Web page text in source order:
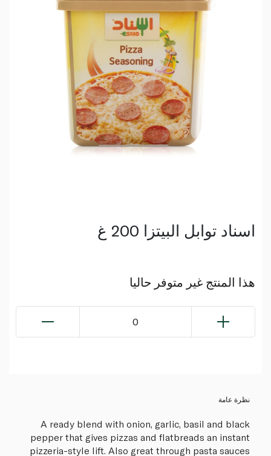
اسناد توابل البيتزا 200 غ
هذا المنتج غير متوفر حاليا
0
نظرة عامة
A ready blend with onion, garlic, basil and black
pepper that gives pizzas and flatbreads an instant
pizzeria-style lift. Also great through pasta sauces